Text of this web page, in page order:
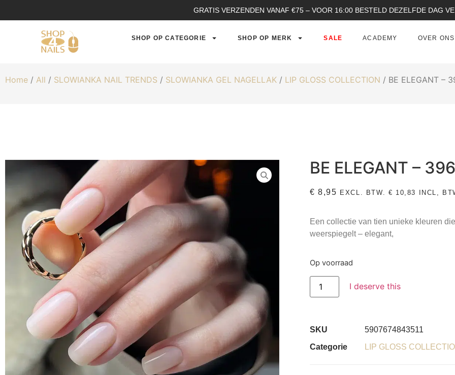
GRATIS VERZENDEN VANAF €75 – VOOR 16:00 BESTELD DEZELFDE DAG
SHOP OP CATEGORIE SHOP OP MERK SALE ACADEMY OVER ONS
Home / All / SLOWIANKA NAIL TRENDS / SLOWIANKA GEL NAGELLAK / LIP GLOSS COLLECTION / BE ELEGANT –
BE ELEGANT – 396
€ 8,95 EXCL. BTW. € 10,83 INCL,
Een collectie van tien unieke kleuren
weerspiegelt – elegant,
Op voorraad
I deserve this
SKU
5907674843511
Categorie
LIP GLOSS